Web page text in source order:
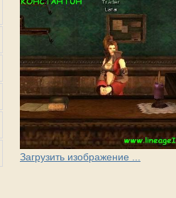
Загрузить изображение ...